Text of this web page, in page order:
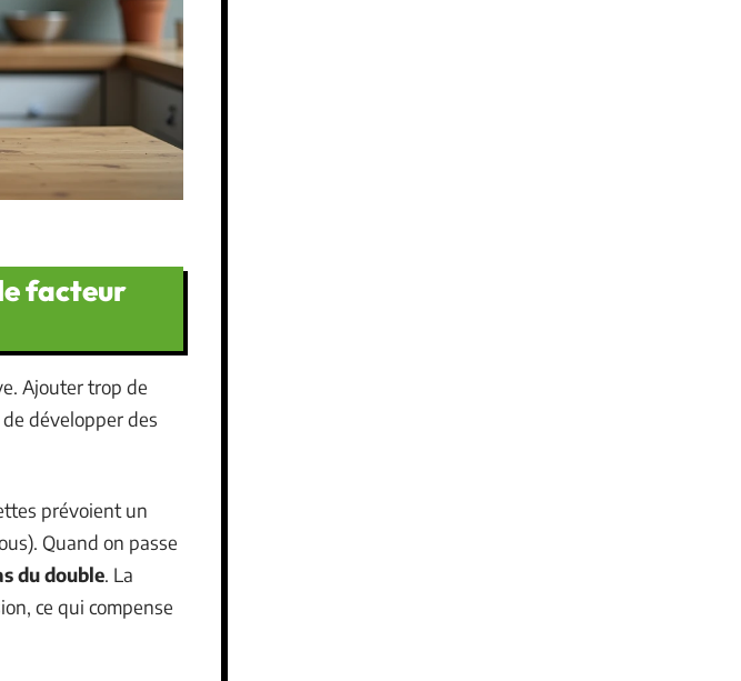
facteur
Ajouter trop de
développer des
prévoient un
Quand on passe
du double. La
ce qui compense